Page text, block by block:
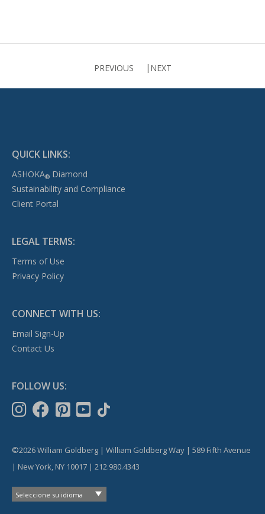
PREVIOUS NEXT
QUICK LINKS:
ASHOKA®Diamond
Sustainability and Compliance
Client Portal
LEGAL TERMS:
Terms of Use
Privacy Policy
CONNECT WITH US:
Email Sign-Up
Contact Us
FOLLOW US:
©2026 William Goldberg | William Goldberg Way | 589 Fifth Avenue
| New York, NY 10017 | 212.980.4343